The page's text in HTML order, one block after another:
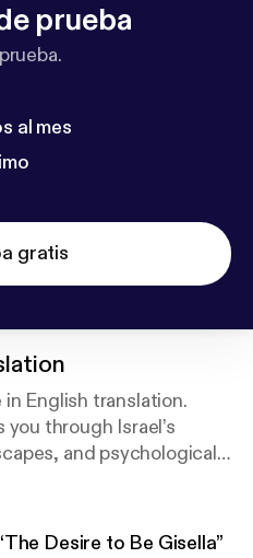
prueba
al mes
gratis
English translation.
through Israel’s
and psychological
people who create it.
Desire to Be Gisella”